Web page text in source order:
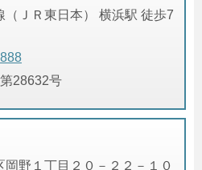
（ＪＲ東日本） 横浜駅 徒歩7
28632号
岡野１丁目２０－２２－１０